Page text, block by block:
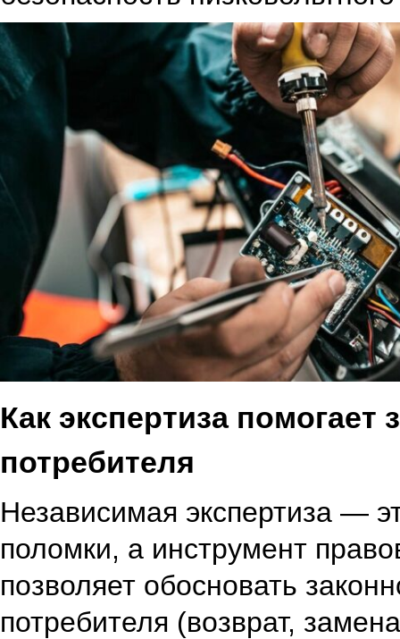
Как экспертиза помогает
потребителя
Независимая экспертиза —
поломки, а инструмент
позволяет обосновать
потребителя (возврат,